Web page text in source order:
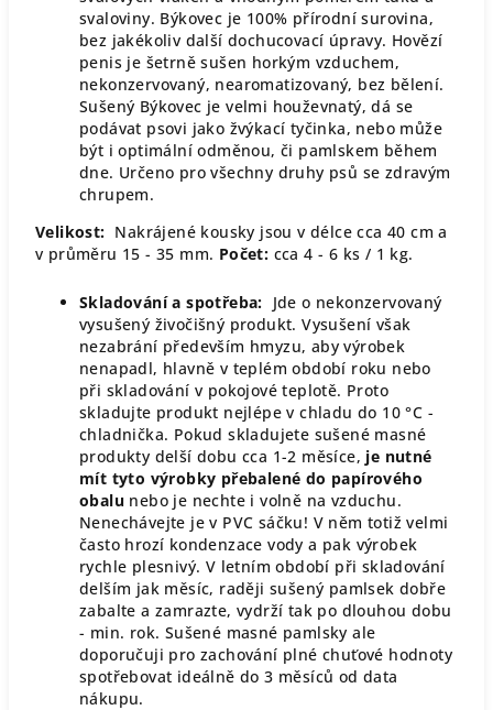
svaloviny. Býkovec je 100% přírodní surovina,
bez jakékoliv další dochucovací úpravy. Hovězí
penis je šetrně sušen horkým vzduchem,
nekonzervovaný, nearomatizovaný, bez bělení.
Sušený Býkovec je velmi houževnatý, dá se
podávat psovi jako žvýkací tyčinka, nebo může
být i optimální odměnou, či pamlskem během
dne. Určeno pro všechny druhy psů se zdravým
chrupem.
Velikost: Nakrájené kousky jsou v délce cca 40 cm a
v průměru 15 - 35 mm. Počet: cca 4 - 6 ks / 1 kg.
Skladování a spotřeba: Jde o nekonzervovaný
vysušený živočišný produkt. Vysušení však
nezabrání především hmyzu, aby výrobek
nenapadl, hlavně v teplém období roku nebo
při skladování v pokojové teplotě. Proto
skladujte produkt nejlépe v chladu do 10 °C -
chladnička. Pokud skladujete sušené masné
produkty delší dobu cca 1-2 měsíce, je nutné
mít tyto výrobky přebalené do papírového
obalu nebo je nechte i volně na vzduchu.
Nenechávejte je v PVC sáčku! V něm totiž velmi
často hrozí kondenzace vody a pak výrobek
rychle plesnivý. V letním období při skladování
delším jak měsíc, raději sušený pamlsek dobře
zabalte a zamrazte, vydrží tak po dlouhou dobu
- min. rok. Sušené masné pamlsky ale
doporučuji pro zachování plné chuťové hodnoty
spotřebovat ideálně do 3 měsíců od data
nákupu.